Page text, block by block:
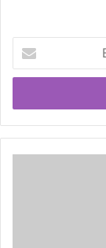
Posta
adresinizi